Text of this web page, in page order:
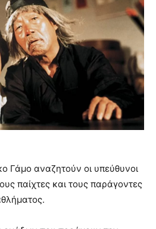
Γάμο αναζητούν οι υπεύθυνοι
παίχτες και τους παράγοντες